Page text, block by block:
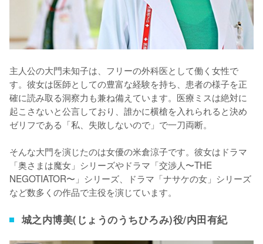
主人公の大門未知子は、フリーの外科医として働く女性で
す。彼女は医師としての豊富な経験を持ち、患者の様子を正
確に読み取る洞察力も兼ね備えています。医療ミスは絶対に
起こさないと公言しており、誰かに横槍を入れられると決め
ゼリフである「私、失敗しないので」で一刀両断。
そんな大門を演じたのは女優の米倉涼子です。彼女はドラマ
「奥さまは魔女」シリーズやドラマ「交渉人〜THE
NEGOTIATOR〜」シリーズ、ドラマ「ナサケの女」シリーズ
など数多くの作品で主役を演じています。
城之内博美(じょうのうちひろみ)役/内田有紀